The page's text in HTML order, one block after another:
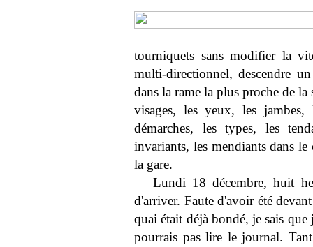
tourniquets sans modifier la
multi-directionnel, descendre
dans la rame la plus proche de
visages, les yeux, les jambes,
démarches, les types, les
invariants, les mendiants dans
la gare.
Lundi 18 décembre, huit
d'arriver. Faute d'avoir été
quai était déjà bondé, je sais que
pourrais pas lire le journal.